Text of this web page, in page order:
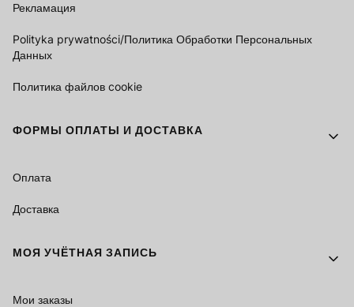
Рекламация
Polityka prywatności/Политика Обработки Персональных
Данных
Политика файлов cookie
ФОРМЫ ОПЛАТЫ И ДОСТАВКА
Оплата
Доставка
МОЯ УЧЁТНАЯ ЗАПИСЬ
Мои заказы